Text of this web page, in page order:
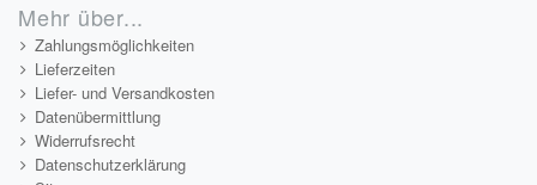
Mehr über...
Zahlungsmöglichkeiten
Lieferzeiten
Liefer- und Versandkosten
Datenübermittlung
Widerrufsrecht
Datenschutzerklärung